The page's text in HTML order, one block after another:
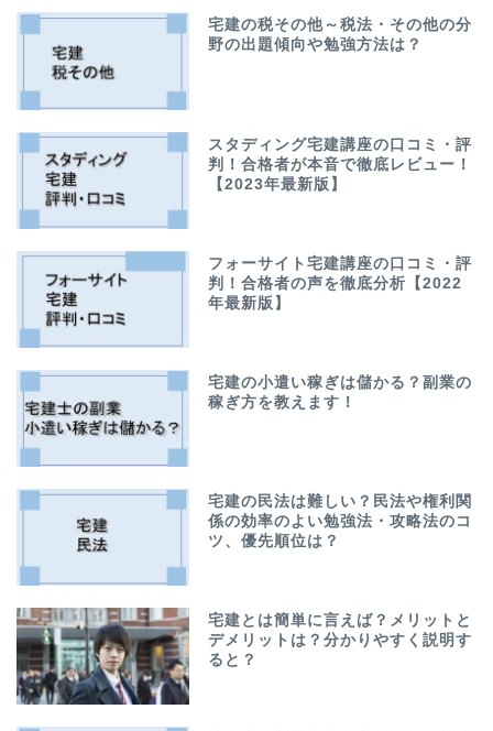
宅建の税その他～税法・その他の分
野の出題傾向や勉強方法は？
スタディング宅建講座の口コミ・評
判！合格者が本音で徹底レビュー！
【2023年最新版】
フォーサイト宅建講座の口コミ・評
判！合格者の声を徹底分析【2022
年最新版】
宅建の小遣い稼ぎは儲かる？副業の
稼ぎ方を教えます！
宅建の民法は難しい？民法や権利関
係の効率のよい勉強法・攻略法のコ
ツ、優先順位は？
宅建とは簡単に言えば？メリットと
デメリットは？分かりやすく説明す
ると？